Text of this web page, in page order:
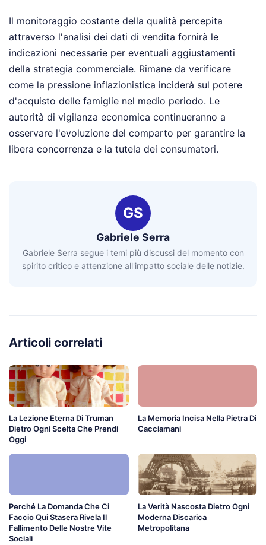
Il monitoraggio costante della qualità percepita
attraverso l'analisi dei dati di vendita fornirà le
indicazioni necessarie per eventuali aggiustamenti
della strategia commerciale. Rimane da verificare
come la pressione inflazionistica inciderà sul potere
d'acquisto delle famiglie nel medio periodo. Le
autorità di vigilanza economica continueranno a
osservare l'evoluzione del comparto per garantire la
libera concorrenza e la tutela dei consumatori.
GS
Gabriele Serra
Gabriele Serra segue i temi più discussi del momento con
spirito critico e attenzione all'impatto sociale delle notizie.
Articoli correlati
La Lezione Eterna Di Truman
Dietro Ogni Scelta Che Prendi
Oggi
La Memoria Incisa Nella Pietra Di
Cacciamani
Perché La Domanda Che Ci
Faccio Qui Stasera Rivela Il
Fallimento Delle Nostre Vite
Sociali
La Verità Nascosta Dietro Ogni
Moderna Discarica
Metropolitana